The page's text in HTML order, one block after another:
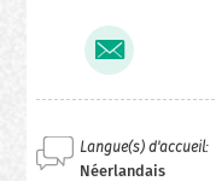
Langue(s) d'accueil
Néerlandais